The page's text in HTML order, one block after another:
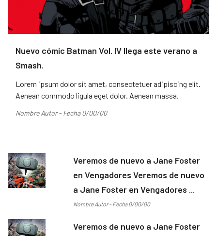
Nuevo cómic Batman Vol. IV llega este verano a
Smash.
Lorem ipsum dolor sit amet, consectetuer adipiscing elit.
Aenean commodo ligula eget dolor. Aenean massa.
Nombre Autor - Fecha 0/00/00
Veremos de nuevo a Jane Foster
en Vengadores Veremos de nuevo
a Jane Foster en Vengadores ...
Nombre Autor - Fecha 0/00/00
Veremos de nuevo a Jane Foster